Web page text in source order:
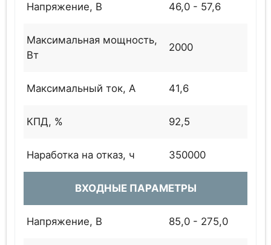
Напряжение, В 46,0 - 57,6
Максимальная мощность,
Вт
2000
Максимальный ток, А 41,6
КПД, % 92,5
Наработка на отказ, ч 350000
ВХОДНЫЕ ПАРАМЕТРЫ
Напряжение, В 85,0 - 275,0